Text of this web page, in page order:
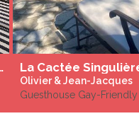
e appartamenti La Cactée
Olivier & Jean-Jacques
Guesthouse Gay-Friendly